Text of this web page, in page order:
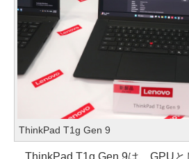
ThinkPad T1g Gen 9
ThinkPad T1g Gen 9は、GPUと